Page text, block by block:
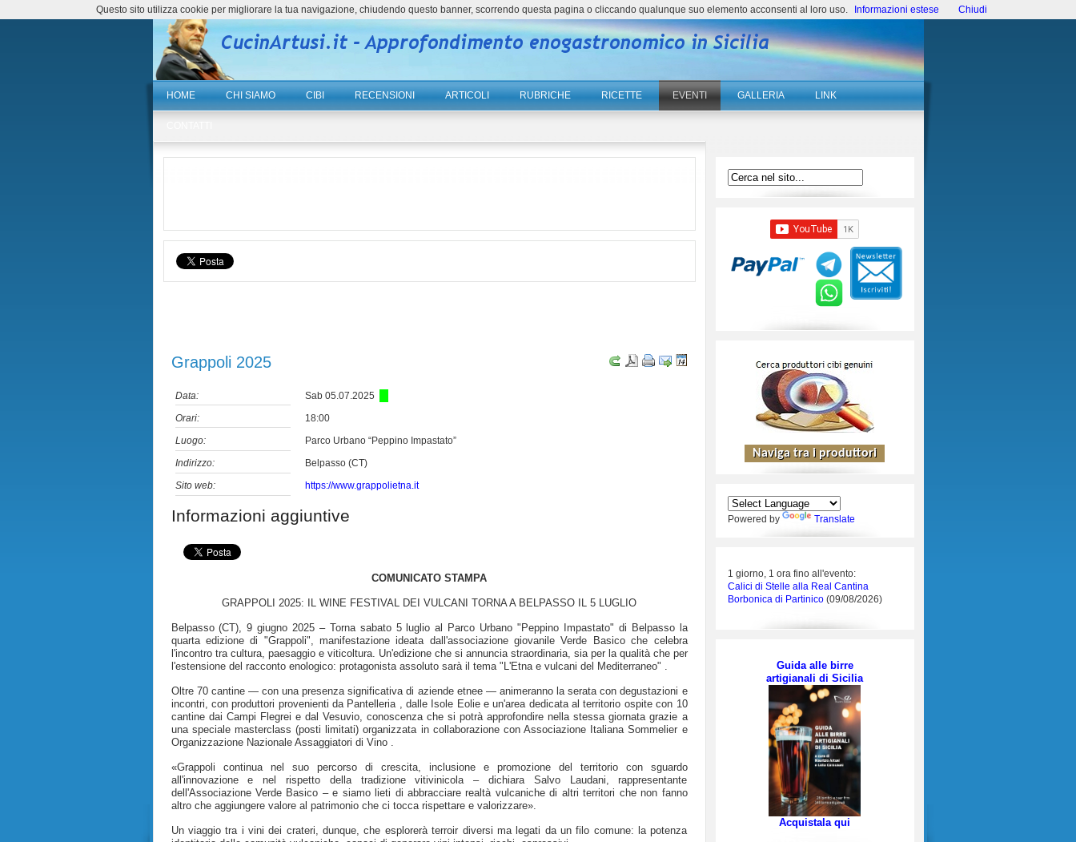
HOME CHI SIAMO CIBI RECENSIONI ARTICOLI RUBRICHE RICETTE EVENTI GALLERIA LINK
Grappoli 2025
Data: Sab 05.07.2025
Orari: 18:00
Luogo: Parco Urbano “Peppino Impastato”
Indirizzo: Belpasso (CT)
Sito web: https://www.grappolietna.it
Informazioni aggiuntive
COMUNICATO STAMPA
GRAPPOLI 2025: IL WINE FESTIVAL DEI VULCANI TORNA A BELPASSO IL 5 LUGLIO
Belpasso (CT), 9 giugno 2025 – Torna sabato 5 luglio al Parco Urbano "Peppino Impastato" di Belpasso la
quarta edizione di "Grappoli", manifestazione ideata dall'associazione giovanile Verde Basico che celebra
l'incontro tra cultura, paesaggio e viticoltura. Un'edizione che si annuncia straordinaria, sia per la qualità che per
l'estensione del racconto enologico: protagonista assoluto sarà il tema "L'Etna e vulcani del Mediterraneo" .
Oltre 70 cantine — con una presenza significativa di aziende etnee — animeranno la serata con degustazioni e
incontri, con produttori provenienti da Pantelleria , dalle Isole Eolie e un'area dedicata al territorio ospite con 10
cantine dai Campi Flegrei e dal Vesuvio, conoscenza che si potrà approfondire nella stessa giornata grazie a
una speciale masterclass (posti limitati) organizzata in collaborazione con Associazione Italiana Sommelier e
Organizzazione Nazionale Assaggiatori di Vino .
«Grappoli continua nel suo percorso di crescita, inclusione e promozione del territorio con sguardo
all'innovazione e nel rispetto della tradizione vitivinicola – dichiara Salvo Laudani, rappresentante
dell'Associazione Verde Basico – e siamo lieti di abbracciare realtà vulcaniche di altri territori che non fanno
altro che aggiungere valore al patrimonio che ci tocca rispettare e valorizzare».
Un viaggio tra i vini dei crateri, dunque, che esplorerà terroir diversi ma legati da un filo comune: la potenza
Powered by Translate
1 giorno, 1 ora fino all'evento:
Calici di Stelle alla Real Cantina
Borbonica di Partinico (09/08/2026)
Guida alle birre
artigianali di Sicilia
Acquistala qui
Questo sito utilizza cookie per migliorare la tua navigazione, chiudendo questo banner, scorrendo questa pagina o cliccando qualunque suo elemento acconsenti al loro uso. Informazioni estese Chiudi